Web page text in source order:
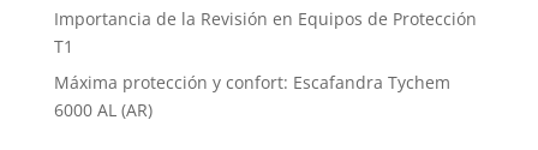
Importancia de la Revisión en Equipos de Protección
T1
Máxima protección y confort: Escafandra Tychem
6000 AL (AR)